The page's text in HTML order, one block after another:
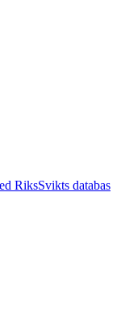
RiksSvikts databas